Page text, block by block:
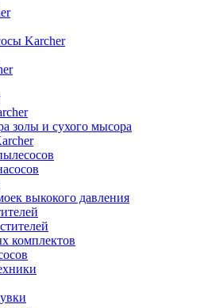
Karcher
золы и сухого мысора
выкокого давления
комплектов